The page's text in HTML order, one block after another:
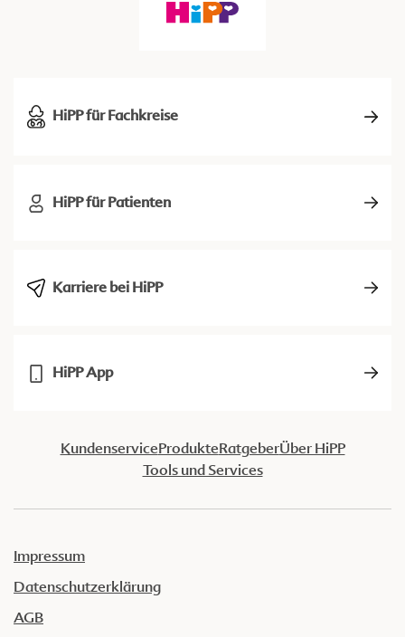
HiPP für Fachkreise
HiPP für Patienten
Karriere bei HiPP
HiPP App
KundenserviceProdukteRatgeberÜber HiPP
Tools und Services
Impressum
Datenschutzerklärung
AGB